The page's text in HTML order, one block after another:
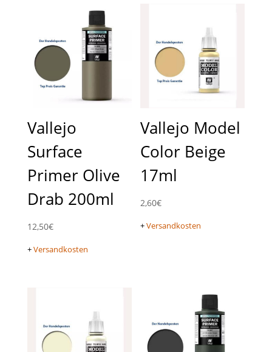
Vallejo
Surface
Primer Olive
Drab 200ml
12,50€
+Versandkosten
Vallejo Model
Color Beige
17ml
2,60€
+Versandkosten